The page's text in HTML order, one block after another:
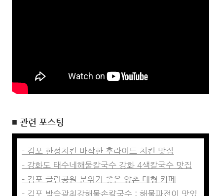
■ 관련 포스팅
- 김포 한성치킨 바삭한 후라이드 치킨 맛집
- 강화도 태수네해물칼국수 강화 4색칼국수 맛집
- 김포 글린공원 분위기 좋은 양촌 대형 카페
- 김포 박승광최강해물손칼국수 : 해물파전이 맛있